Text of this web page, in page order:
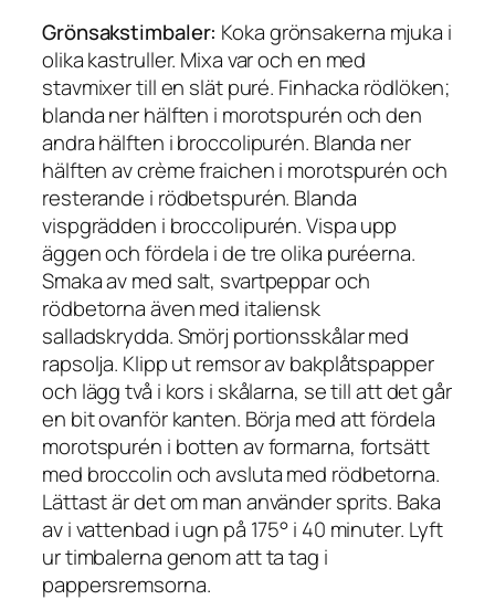
Grönsakstimbaler: Koka grönsakerna mjuka i
olika kastruller. Mixa var och en med
stavmixer till en slät puré. Finhacka rödlöken;
blanda ner hälften i morotspurén och den
andra hälften i broccolipurén. Blanda ner
hälften av crème fraichen i morotspurén och
resterande i rödbetspurén. Blanda
vispgrädden i broccolipurén. Vispa upp
äggen och fördela i de tre olika puréerna.
Smaka av med salt, svartpeppar och
rödbetorna även med italiensk
salladskrydda. Smörj portionsskålar med
rapsolja. Klipp ut remsor av bakplåtspapper
och lägg två i kors i skålarna, se till att det går
en bit ovanför kanten. Börja med att fördela
morotspurén i botten av formarna, fortsätt
med broccolin och avsluta med rödbetorna.
Lättast är det om man använder sprits. Baka
av i vattenbad i ugn på 175° i 40 minuter. Lyft
ur timbalerna genom att ta tag i
pappersremsorna.